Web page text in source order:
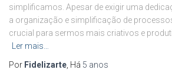
simplificamos. Apesar de exigir uma
a organização e simplificação de
crucial para sermos mais criativos e
Ler mais…
Por Fidelizarte , Há 5 anos